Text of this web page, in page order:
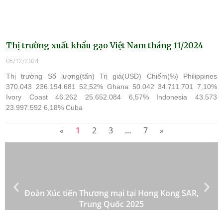
Thị trường xuất khẩu gạo Việt Nam tháng 11/2024
05/12/2024
Thị trường Số lượng(tấn) Trị giá(USD) Chiếm(%) Philippines
370.043 236.194.681 52,52% Ghana 50.042 34.711.701 7,10%
Ivory Coast 46.262 25.652.084 6,57% Indonesia 43.573
23.997.592 6,18% Cuba
« 1 2 3 … 7 »
Đoàn Xúc tiến Thương mại tại Hong Kong SAR,
Trung Quốc 2025